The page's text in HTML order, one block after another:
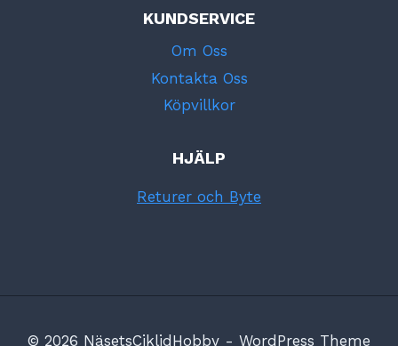
KUNDSERVICE
Om Oss
Kontakta Oss
Köpvillkor
HJÄLP
Returer och Byte
© 2026 NäsetsCiklidHobby - WordPress Theme